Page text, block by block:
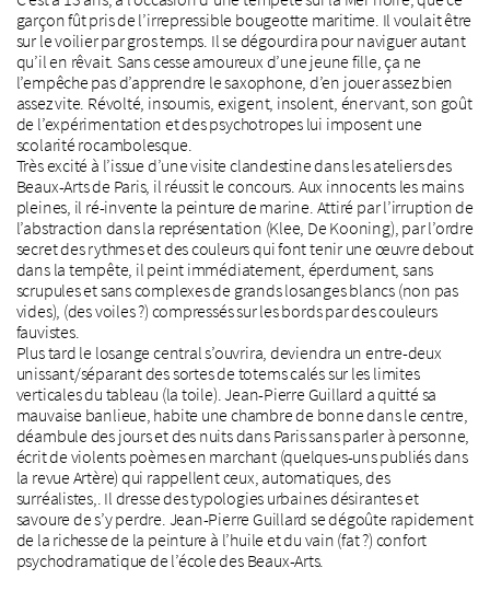
garçon fût pris de l’irrepressible bougeotte maritime. Il voulait être
sur le voilier par gros temps. Il se dégourdira pour naviguer autant
qu’il en rêvait. Sans cesse amoureux d’une jeune fille, ça ne
l’empêche pas d’apprendre le saxophone, d’en jouer assez bien
assez vite. Révolté, insoumis, exigent, insolent, énervant, son goût
de l’expérimentation et des psychotropes lui imposent une
scolarité rocambolesque.
Très excité à l’issue d’une visite clandestine dans les ateliers des
Beaux-Arts de Paris, il réussit le concours. Aux innocents les mains
pleines, il ré-invente la peinture de marine. Attiré par l’irruption de
l’abstraction dans la représentation (Klee, De Kooning), par l’ordre
secret des rythmes et des couleurs qui font tenir une œuvre debout
dans la tempête, il peint immédiatement, éperdument, sans
scrupules et sans complexes de grands losanges blancs (non pas
vides), (des voiles ?) compressés sur les bords par des couleurs
fauvistes.
Plus tard le losange central s’ouvrira, deviendra un entre-deux
unissant/séparant des sortes de totems calés sur les limites
verticales du tableau (la toile). Jean-Pierre Guillard a quitté sa
mauvaise banlieue, habite une chambre de bonne dans le centre,
déambule des jours et des nuits dans Paris sans parler à personne,
écrit de violents poèmes en marchant (quelques-uns publiés dans
la revue Artère) qui rappellent ceux, automatiques, des
surréalistes,. Il dresse des typologies urbaines désirantes et
savoure de s’y perdre. Jean-Pierre Guillard se dégoûte rapidement
de la richesse de la peinture à l’huile et du vain (fat ?) confort
psychodramatique de l’école des Beaux-Arts.